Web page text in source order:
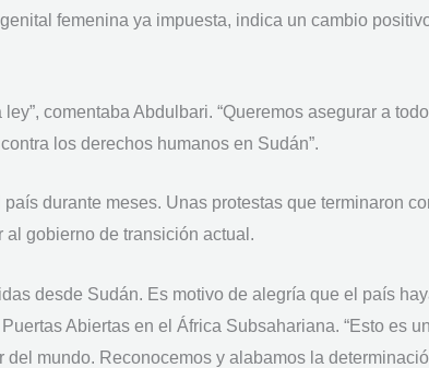
femenina ya impuesta, indica un cambio
comentaba Abdulbari. “Queremos asegurar a
los derechos humanos en Sudán”.
durante meses. Unas protestas que terminaron
gobierno de transición actual.
desde Sudán. Es motivo de alegría que el país
Abiertas en el África Subsahariana. “Esto es
mundo. Reconocemos y alabamos la